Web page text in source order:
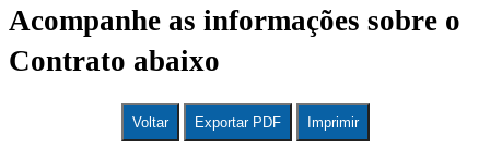
Acompanhe as informações sobre o
Contrato abaixo
Voltar Exportar PDF Imprimir